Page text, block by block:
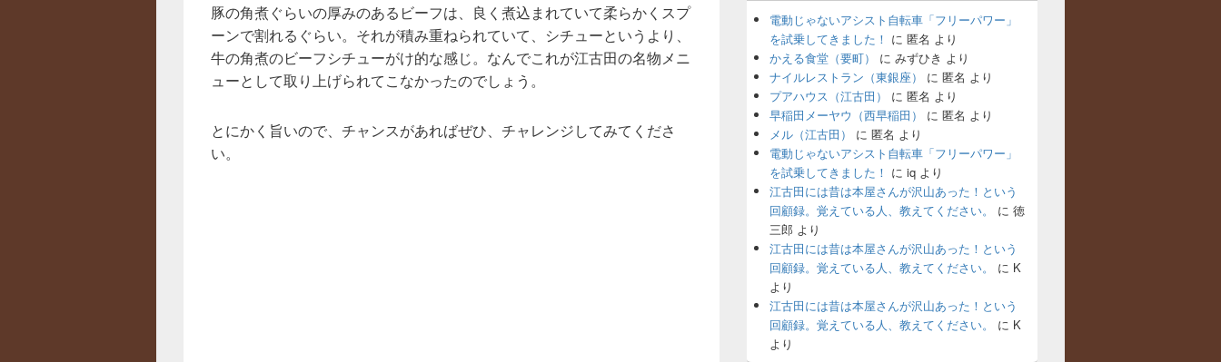
豚の角煮ぐらいの厚みのあるビーフは、良く煮込まれていて柔らかくスプ
ーンで割れるぐらい。それが積み重ねられていて、シチューというより、
牛の角煮のビーフシチューがけ的な感じ。なんでこれが江古田の名物メニ
ューとして取り上げられてこなかったのでしょう。
とにかく旨いので、チャンスがあればぜひ、チャレンジしてみてくださ
い。
電動じゃないアシスト自転車「フリーパワー」
を試乗してきました！ に 匿名 より
かえる食堂（要町）
に みずひき より
ナイルレストラン（東銀座）
に 匿名 より
プアハウス（江古田）
に 匿名 より
早稲田メーヤウ（西早稲田）
に 匿名 より
メル（江古田）
に 匿名 より
電動じゃないアシスト自転車「フリーパワー」
を試乗してきました！ に iq より
江古田には昔は本屋さんが沢山あった！という
回顧録。覚えている人、教えてください。
に 徳
三郎 より
江古田には昔は本屋さんが沢山あった！という
回顧録。覚えている人、教えてください。
に K
より
江古田には昔は本屋さんが沢山あった！という
回顧録。覚えている人、教えてください。
に K
より